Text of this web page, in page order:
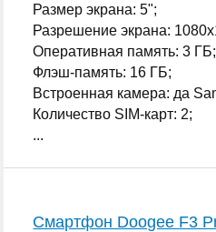
Размер экрана: 5";
Разрешение экрана:
Оперативная память: 3 ГБ;
Флэш-память: 16 ГБ;
Встроенная камера: да
Количество SIM-карт: 2;
...
Смартфон Doogee F3